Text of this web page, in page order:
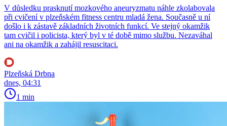
V důsledku prasknutí mozkového aneuryzmatu náhle zkolabovala
při cvičení v plzeňském fitness centru mladá žena. Současně u ní
došlo i k zástavě základních životních funkcí. Ve stejný okamžik
tam cvičil i policista, který byl v té době mimo službu. Nezaváhal
ani na okamžik a zahájil resuscitaci.
Plzeňská Drbna
dnes, 04:31
1 min